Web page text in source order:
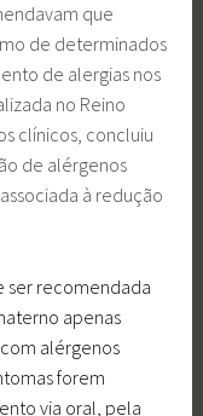
que
de determinados
de alergias nos
no Reino
clínicos, concluiu
de alérgenos
à redução
ser recomendada
apenas
alérgenos
forem
via oral, pela